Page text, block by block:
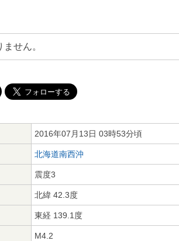
せん。
2016年07月13日 03時53分頃
北海道南西沖
震度3
北緯 42.3度
東経 139.1度
M4.2